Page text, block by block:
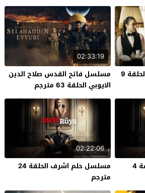
مسلسل اذا خسر الملك الحلقة 9
02:33:19
مسلسل فاتح القدس صلاح الدين
الايوبي الحلقة 63 مترجم
مسلسل حلم اشرف الحلقة 4
02:22:06
مسلسل حلم اشرف الحلقة 24
مترجم